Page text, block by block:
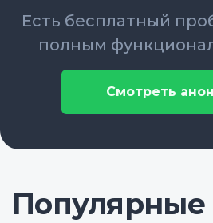
Есть бесплатный
полным
Смотреть
Популярные